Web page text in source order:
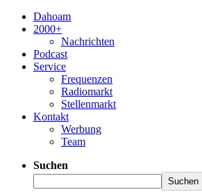
Dahoam
2000+
Nachrichten
Podcast
Service
Frequenzen
Radiomarkt
Stellenmarkt
Kontakt
Werbung
Team
Suchen
Suchen